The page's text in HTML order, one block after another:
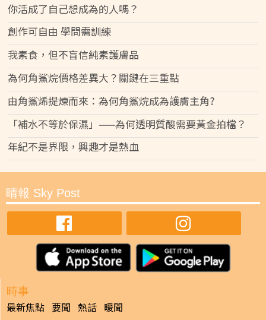
你活成了自己想成為的人嗎？
創作可自由 學問需訓練
我素食，但不盲信純素護膚品
為何角鯊烷價格差異大？關鍵在三重點
由角鯊烯提煉而來：為何角鯊烷成為護膚主角?
「補水不等於保濕」——為何透明質酸需要黃金拍檔？
年紀不是界限，興趣才是熱血
晴報 Sky Post
時事
最新焦點 要聞 熱話 暖聞